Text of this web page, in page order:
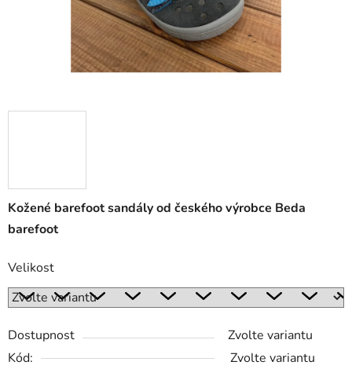
Kožené barefoot sandály od českého výrobce Beda
barefoot
Velikost
Dostupnost
Zvolte variantu
Kód:
Zvolte variantu